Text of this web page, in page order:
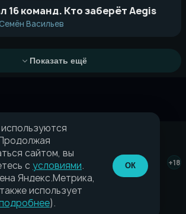
16 команд. Кто заберёт Aegis
Васильев
Показать ещё
+18
Федеральной службой по надзору в
технологий и массовых
сайтом, вы
с условиями.
Яндекс.Метрика,
использует
).
ОК